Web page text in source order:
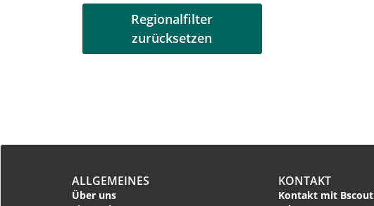
Regionalfilter
zurücksetzen
ALLGEMEINES
Über uns
KONTAKT
Kontakt mit Bscout